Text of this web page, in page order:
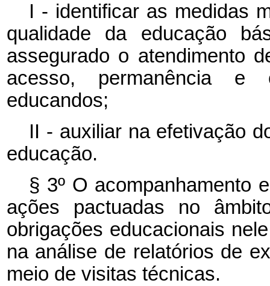
I - identificar as medidas
qualidade da educação
assegurado o atendimento
acesso, permanência e
educandos;
II - auxiliar na efetivação
educação.
§ 3º O acompanhamento
ações pactuadas no
obrigações educacionais
na análise de relatórios de
meio de visitas técnicas.